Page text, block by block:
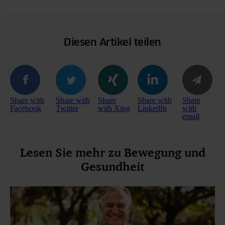
Diesen Artikel teilen
Share with
Facebook
Share with
Twitter
Share
with Xing
Share with
LinkedIn
Share
with
email
Lesen Sie mehr zu Bewegung und
Gesundheit